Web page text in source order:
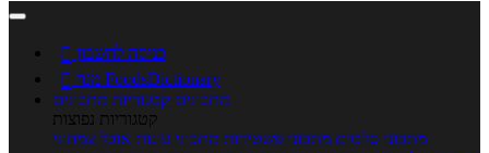
 כניסה לחשבון

מנוי FoodsDictionary
מתכונים קטגוריות מתכונים
קטגוריות נפוצות
מתכוני סלטים מתכוני פשטידות מתכוני עוגות אוכל צמחוני